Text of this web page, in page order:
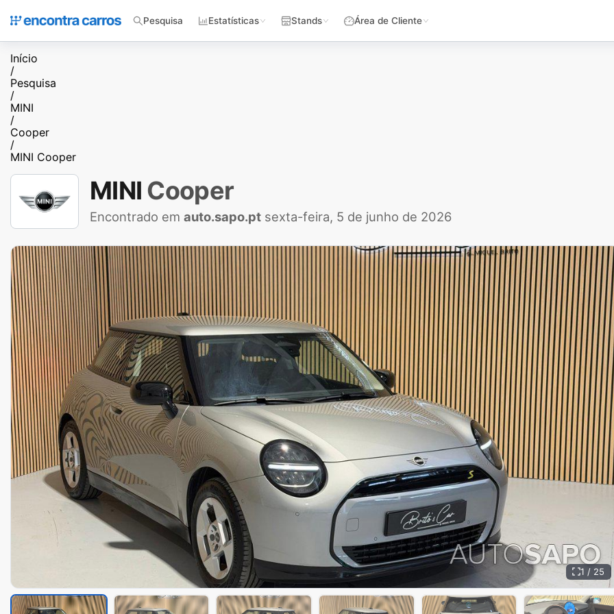
Pesquisa Estatísticas Stands Área de Cliente
Início
/
Pesquisa
/
MINI
/
Cooper
/
MINI Cooper
MINI Cooper
Encontrado em auto.sapo.pt sexta-feira, 5 de junho de 2026
1 / 25